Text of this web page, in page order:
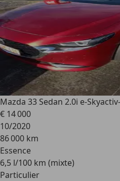
Mazda 33 Sedan 2.0i e-
€ 14 000
10/2020
86 000 km
Essence
6,5 l/100 km (mixte)
Particulier